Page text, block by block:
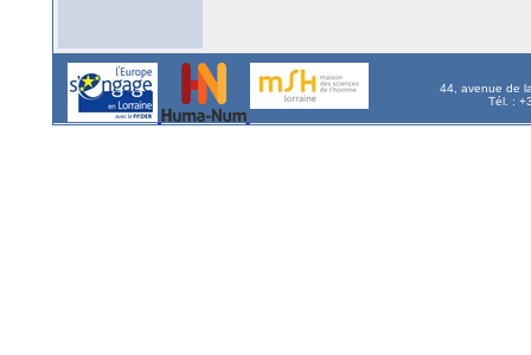
44, avenue de
Tél. :